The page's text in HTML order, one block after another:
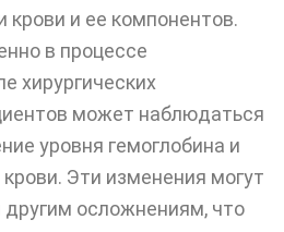
и ее компонентов.
в процессе
хирургических
может наблюдаться
уровня гемоглобина и
Эти изменения могут
другим осложнениям, что